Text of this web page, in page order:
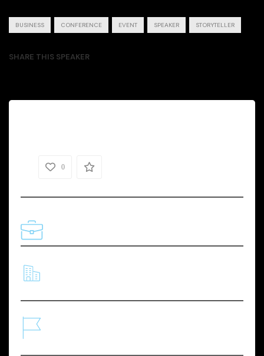
BUSINESS CONFERENCE EVENT SPEAKER STORYTELLER
SHARE THIS SPEAKER
0